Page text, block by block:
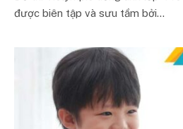
được biên tập và sưu tầm bởi…